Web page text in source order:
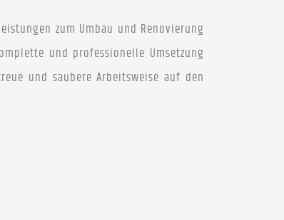
zum Umbau und Renovierung
und professionelle Umsetzung
und saubere Arbeitsweise auf den